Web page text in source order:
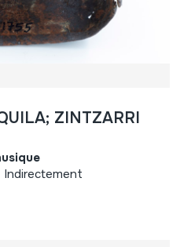
ZINTZARRI
Indirectement